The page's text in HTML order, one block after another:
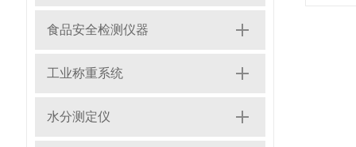
食品安全检测仪器
工业称重系统
水分测定仪